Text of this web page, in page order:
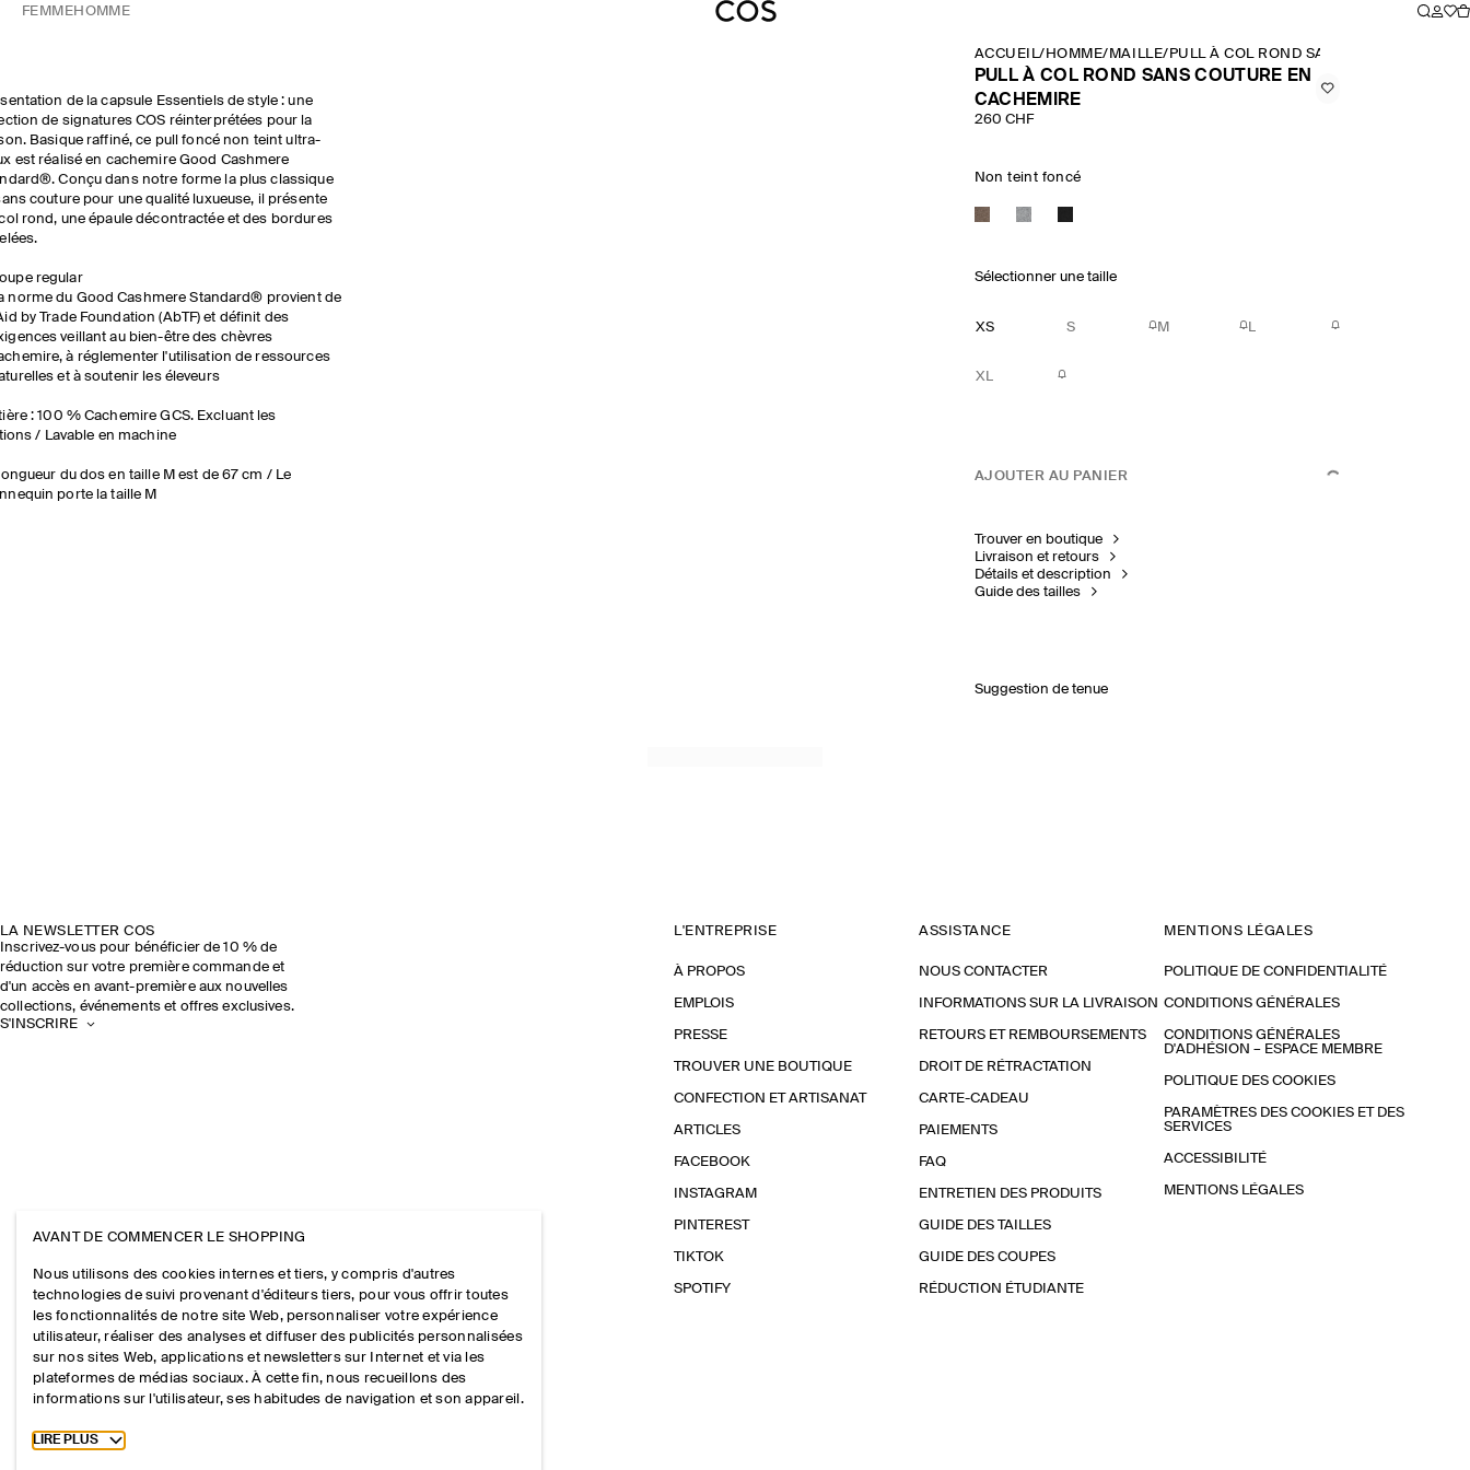
FEMMEHOMME
de la capsule Essentiels de style : une
de signatures COS réinterprétées pour la
Basique raffiné, ce pull foncé non teint ultra-
est réalisé en cachemire Good Cashmere
Conçu dans notre forme la plus classique
couture pour une qualité luxueuse, il présente
rond, une épaule décontractée et des bordures
regular
norme du Good Cashmere Standard® provient de
by Trade Foundation (AbTF) et définit des
veillant au bien-être des chèvres
à réglementer l'utilisation de ressources
et à soutenir les éleveurs
: 100 % Cachemire GCS. Excluant les
/ Lavable en machine
du dos en taille M est de 67 cm / Le
porte la taille M
ACCUEIL/ HOMME/ MAILLE/ PULL À COL ROND SANS COUTURE EN
PULL À COL ROND SANS COUTURE EN
CACHEMIRE
260 CHF
Non teint foncé
Sélectionner une taille
XS S M L
XL
AJOUTER AU PANIER
Trouver en boutique
Livraison et retours
Détails et description
Guide des tailles
Suggestion de tenue
LA NEWSLETTER COS
Inscrivez-vous pour bénéficier de 10 % de
réduction sur votre première commande et
d'un accès en avant-première aux nouvelles
collections, événements et offres exclusives.
S'INSCRIRE
L'ENTREPRISE
À PROPOS
EMPLOIS
PRESSE
TROUVER UNE BOUTIQUE
CONFECTION ET ARTISANAT
ARTICLES
FACEBOOK
INSTAGRAM
PINTEREST
TIKTOK
SPOTIFY
ASSISTANCE
NOUS CONTACTER
INFORMATIONS SUR LA LIVRAISON
RETOURS ET REMBOURSEMENTS
DROIT DE RÉTRACTATION
CARTE-CADEAU
PAIEMENTS
FAQ
ENTRETIEN DES PRODUITS
GUIDE DES TAILLES
GUIDE DES COUPES
RÉDUCTION ÉTUDIANTE
MENTIONS LÉGALES
POLITIQUE DE CONFIDENTIALITÉ
CONDITIONS GÉNÉRALES
CONDITIONS GÉNÉRALES
D'ADHÉSION – ESPACE MEMBRE
POLITIQUE DES COOKIES
PARAMÈTRES DES COOKIES ET DES
SERVICES
ACCESSIBILITÉ
MENTIONS LÉGALES
AVANT DE COMMENCER LE SHOPPING
Nous utilisons des cookies internes et tiers, y compris d'autres
technologies de suivi provenant d'éditeurs tiers, pour vous offrir toutes
les fonctionnalités de notre site Web, personnaliser votre expérience
utilisateur, réaliser des analyses et diffuser des publicités personnalisées
sur nos sites Web, applications et newsletters sur Internet et via les
plateformes de médias sociaux. À cette fin, nous recueillons des
informations sur l'utilisateur, ses habitudes de navigation et son appareil.
Toggle more cookie information
LIRE PLUS